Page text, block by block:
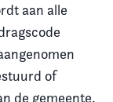
aan alle
of
de gemeente.